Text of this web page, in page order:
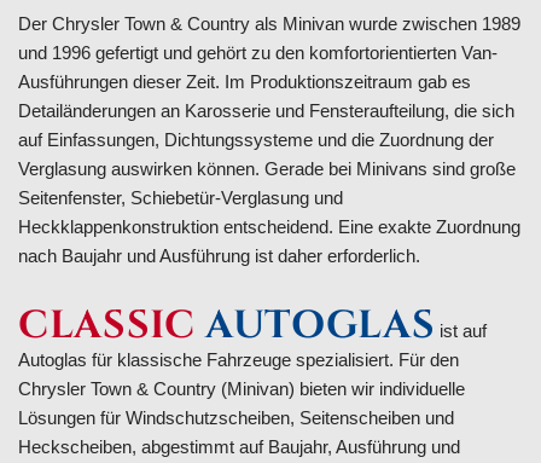
Der Chrysler Town & Country als Minivan wurde zwischen 1989
und 1996 gefertigt und gehört zu den komfortorientierten Van-
Ausführungen dieser Zeit. Im Produktionszeitraum gab es
Detailänderungen an Karosserie und Fensteraufteilung, die sich
auf Einfassungen, Dichtungssysteme und die Zuordnung der
Verglasung auswirken können. Gerade bei Minivans sind große
Seitenfenster, Schiebetür-Verglasung und
Heckklappenkonstruktion entscheidend. Eine exakte Zuordnung
nach Baujahr und Ausführung ist daher erforderlich.
CLASSIC AUTOGLAS ist auf
Autoglas für klassische Fahrzeuge spezialisiert. Für den
Chrysler Town & Country (Minivan) bieten wir individuelle
Lösungen für Windschutzscheiben, Seitenscheiben und
Heckscheiben, abgestimmt auf Baujahr, Ausführung und